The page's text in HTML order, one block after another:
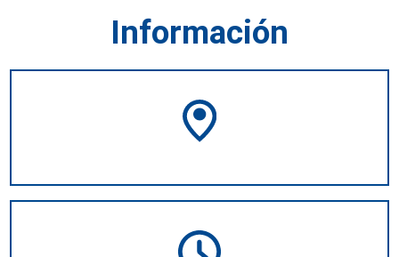
Información